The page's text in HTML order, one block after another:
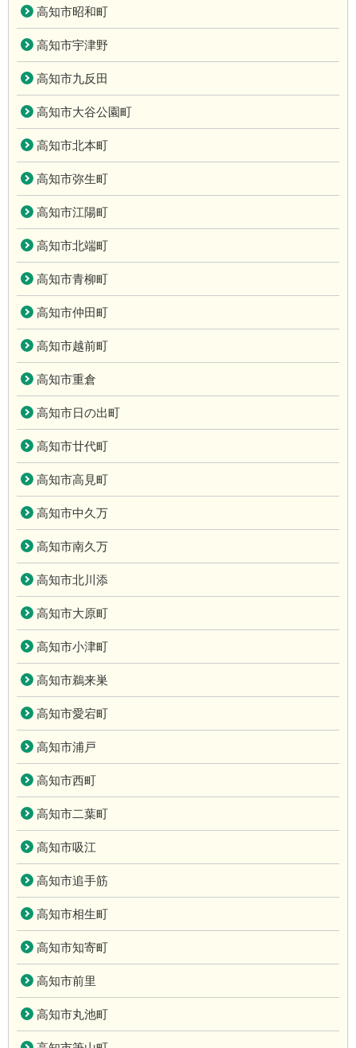
高知市昭和町
高知市宇津野
高知市九反田
高知市大谷公園町
高知市北本町
高知市弥生町
高知市江陽町
高知市北端町
高知市青柳町
高知市仲田町
高知市越前町
高知市重倉
高知市日の出町
高知市廿代町
高知市高見町
高知市中久万
高知市南久万
高知市北川添
高知市大原町
高知市小津町
高知市鵜来巣
高知市愛宕町
高知市浦戸
高知市西町
高知市二葉町
高知市吸江
高知市追手筋
高知市相生町
高知市知寄町
高知市前里
高知市丸池町